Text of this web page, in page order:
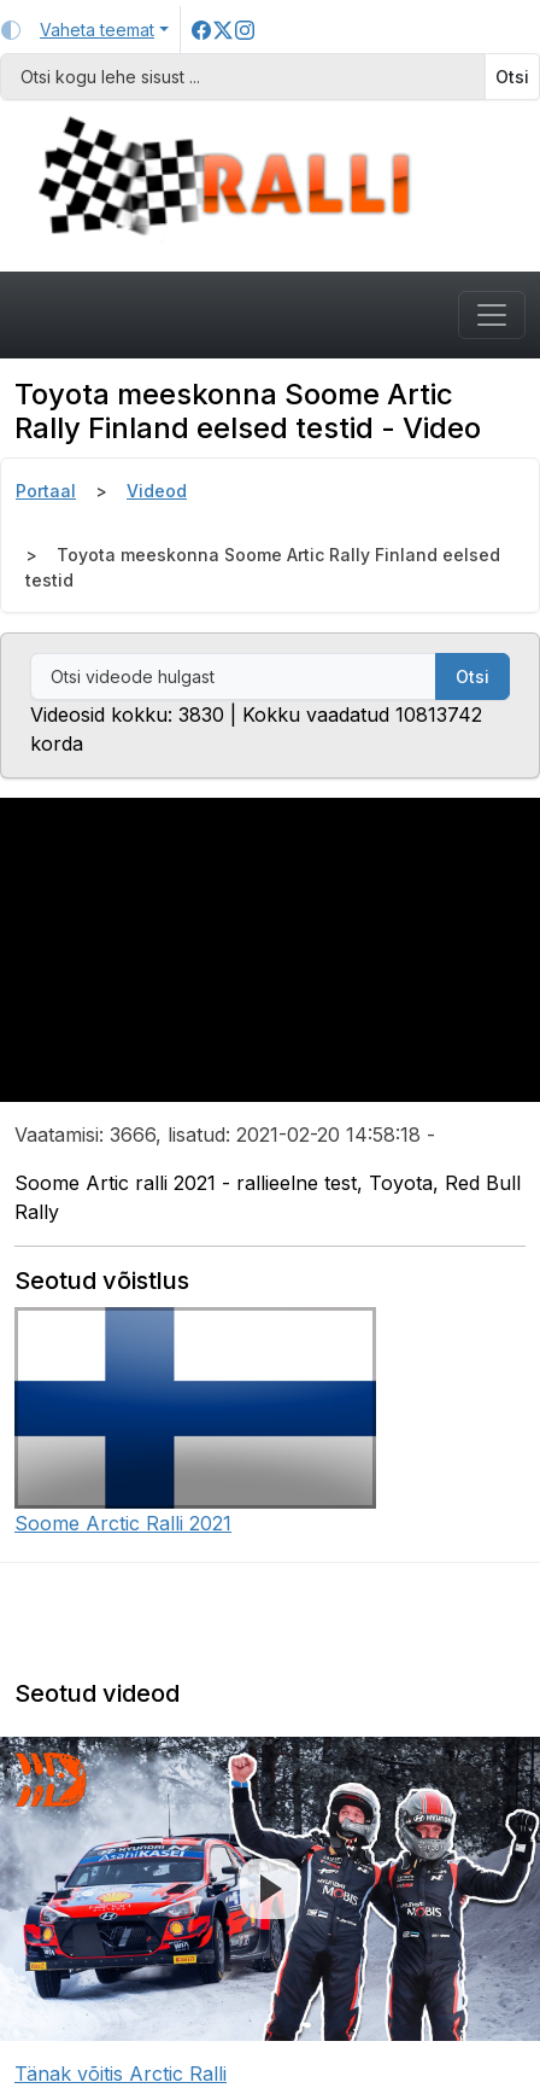
Vaheta teemat
Otsi
Toyota meeskonna Soome Artic
Rally Finland eelsed testid - Video
Portaal Videod
Toyota meeskonna Soome Artic Rally Finland eelsed
testid
Otsi
Videosid kokku: 3830 | Kokku vaadatud 10813742
korda
Vaatamisi: 3666, lisatud: 2021-02-20 14:58:18 -
Soome Artic ralli 2021 - rallieelne test, Toyota, Red Bull
Rally
Seotud võistlus
Soome Arctic Ralli 2021
Seotud videod
Tänak võitis Arctic Ralli